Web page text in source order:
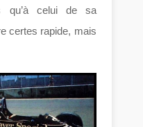
qu’à celui de sa
certes rapide, mais